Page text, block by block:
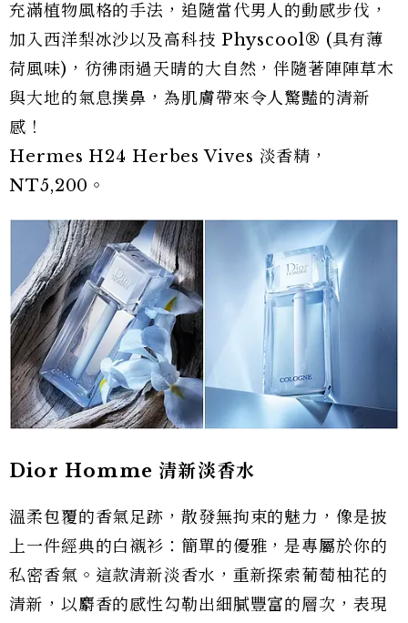
充滿植物風格的手法，追隨當代男人的動感步伐，
加入西洋梨冰沙以及高科技 Physcool® (具有薄
荷風味)，彷彿雨過天晴的大自然，伴隨著陣陣草木
與大地的氣息撲鼻，為肌膚帶來令人驚豔的清新
感！
Hermes H24 Herbes Vives 淡香精，
NT5,200。
Dior Homme 清新淡香水
溫柔包覆的香氣足跡，散發無拘束的魅力，像是披
上一件經典的白襯衫：簡單的優雅，是專屬於你的
私密香氣。這款清新淡香水，重新探索葡萄柚花的
清新，以麝香的感性勾勒出細膩豐富的層次，表現